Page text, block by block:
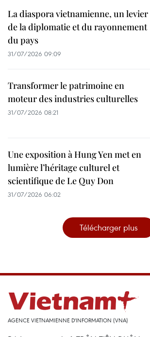
La diaspora vietnamienne, un levier
de la diplomatie et du rayonnement
du pays
31/07/2026 09:09
Transformer le patrimoine en
moteur des industries culturelles
31/07/2026 08:21
Une exposition à Hung Yen met en
lumière l’héritage culturel et
scientifique de Le Quy Don
31/07/2026 06:02
Télécharger plus
AGENCE VIETNAMIENNE D'INFORMATION (VNA)